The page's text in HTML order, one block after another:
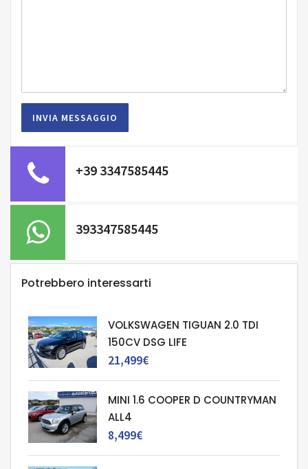
+39 3347585445
393347585445
Potrebbero interessarti
VOLKSWAGEN TIGUAN 2.0 TDI
150CV DSG LIFE
21,499€
MINI 1.6 COOPER D COUNTRYMAN
ALL4
8,499€